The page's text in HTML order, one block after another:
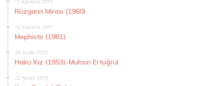
11 Ağustos 2017
Rüzgarın Mirası (1960)
13 Ağustos 2017
Mephisto (1981)
25 Aralık 2015
Halıcı Kız (1953)-Muhsin Ertuğrul
22 Nisan 2019